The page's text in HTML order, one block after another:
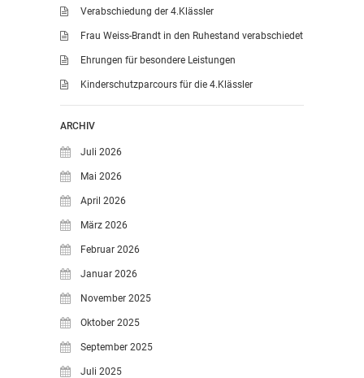
GANZTAGSGRUNDSCHULE
KONTAKT
OGGS DOWNLOADS
Verabschiedung der 4.Klässler
Frau Weiss-Brandt in den Ruhestand verabschiedet
Ehrungen für besondere Leistungen
Kinderschutzparcours für die 4.Klässler
ARCHIV
Juli 2026
Mai 2026
April 2026
März 2026
Februar 2026
Januar 2026
November 2025
Oktober 2025
September 2025
Juli 2025